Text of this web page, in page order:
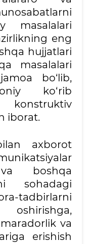
masalalari
eng
hujjatlari
masalalari
bo‘lib,
ko‘rib
iborat.
axborot
boshqa
sohadagi
tadbirlarni
oshirishga,
va
erishish